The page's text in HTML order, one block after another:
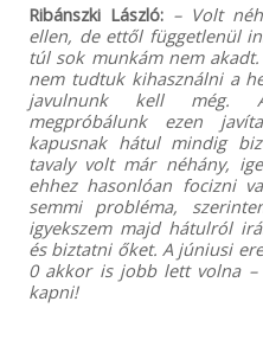
Ribánszki László: – Volt
ellen, de ettől függetlenül
túl sok munkám nem
nem tudtuk kihasználni a
javulnunk kell még. A
megpróbálunk ezen
kapusnak hátul mindig
tavaly volt már néhány,
ehhez hasonlóan focizni
semmi probléma,
igyekszem majd hátulról
és biztatni őket. A júniusi
0 akkor is jobb lett volna –
kapni!